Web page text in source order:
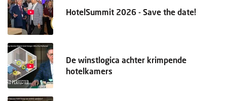
HotelSummit 2026 - Save the date!
De winstlogica achter krimpende
hotelkamers